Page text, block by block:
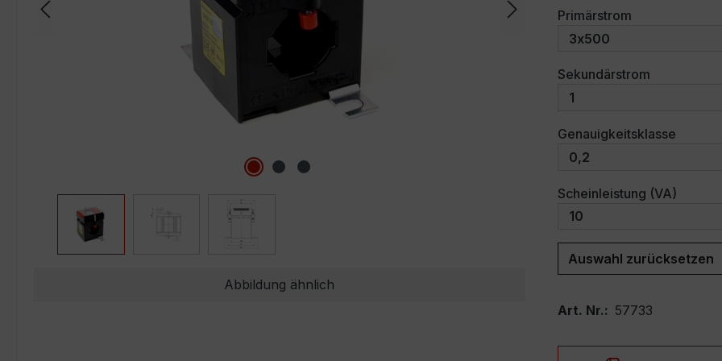
Abbildung ähnlich
Primärstrom
Sekundärstrom
Genauigkeitsklasse
Scheinleistung (VA)
Auswahl zurücksetzen
Art. Nr.: 57733